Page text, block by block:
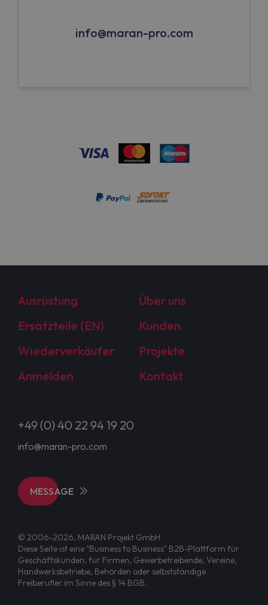
info@maran-pro.com
Ausrüstung
Über uns
Ersatzteile (EN)
Kunden
Wiederverkäufer
Projekte
Anmelden
Kontakt
+49 (0) 40 22 94 19 20
info@maran-pro.com
MESSAGE
© 2006-2026, MARAN Projekt GmbH
Diese Seite ist eine "Business to Business" B2B-Plattform für
Geschäftskunden, für Firmen, Gewerbetreibende, Vereine,
Handwerksbetriebe, Behörden oder selbstständige
Freiberufler im Sinne des § 14 BGB.